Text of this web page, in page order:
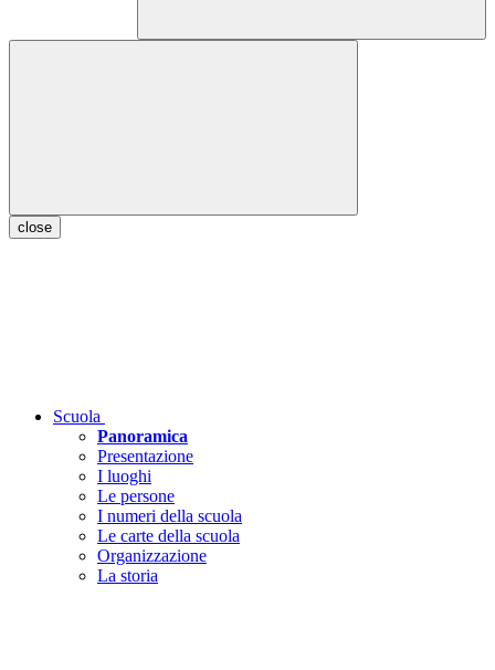
close
Scuola
Panoramica
Presentazione
I luoghi
Le persone
I numeri della scuola
Le carte della scuola
Organizzazione
La storia